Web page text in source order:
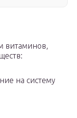
витаминов,
на систему